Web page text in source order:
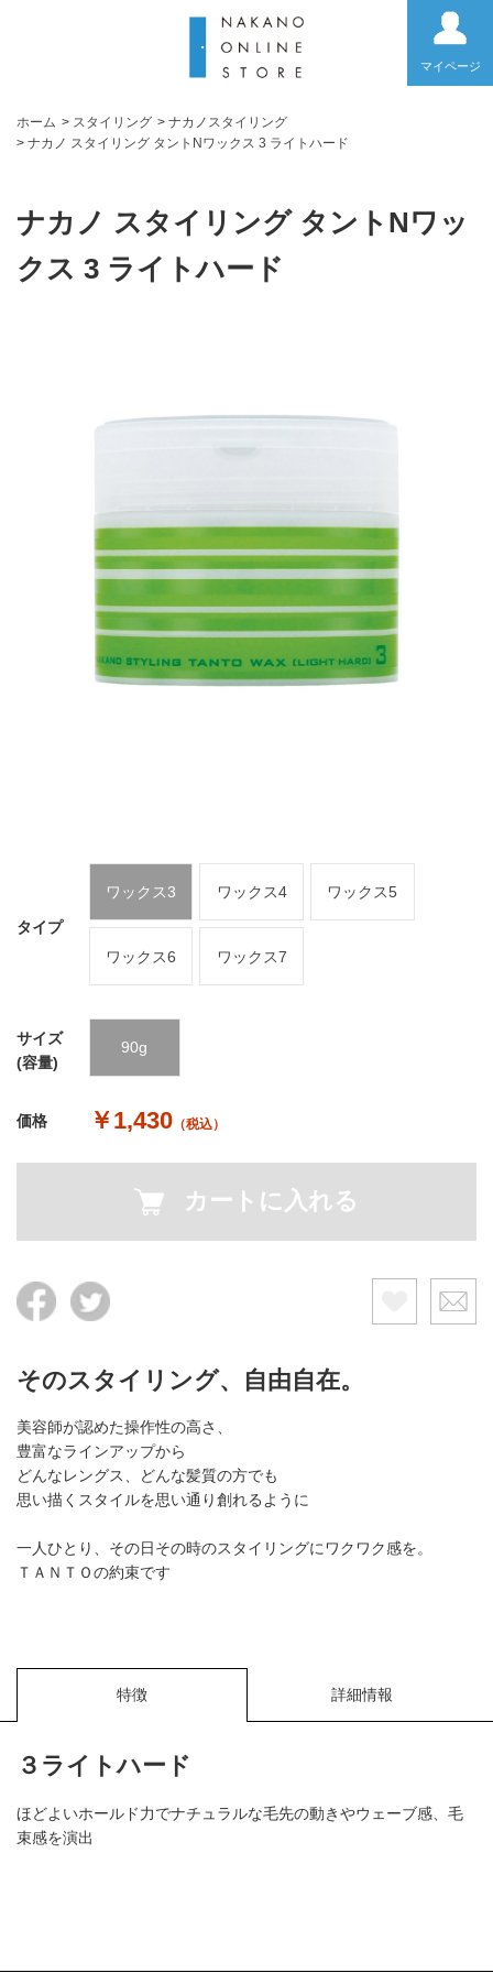
マイページ
ホーム > スタイリング > ナカノスタイリング
> ナカノ スタイリング タントNワックス 3 ライトハード
ナカノ スタイリング タントNワッ
クス 3 ライトハード
価格 ￥1,430（税込）
タイプ
ワックス3 ワックス4 ワックス5
ワックス6 ワックス7
サイズ
(容量)
90g
カートに入れる
そのスタイリング、自由自在。
美容師が認めた操作性の高さ、
豊富なラインアップから
どんなレングス、どんな髪質の方でも
思い描くスタイルを思い通り創れるように
一人ひとり、その日その時のスタイリングにワクワク感を。
ＴＡＮＴＯの約束です
特徴 詳細情報
３ライトハード
ほどよいホールド力でナチュラルな毛先の動きやウェーブ感、毛
束感を演出